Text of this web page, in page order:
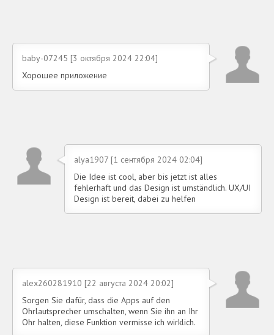
baby-07245 [3 октября 2024 22:04]
Хорошее приложение
alya1907 [1 сентября 2024 02:04]
Die Idee ist cool, aber bis jetzt ist alles
fehlerhaft und das Design ist umständlich. UX/UI
Design ist bereit, dabei zu helfen
alex260281910 [22 августа 2024 20:02]
Sorgen Sie dafür, dass die Apps auf den
Ohrlautsprecher umschalten, wenn Sie ihn an Ihr
Ohr halten, diese Funktion vermisse ich wirklich.